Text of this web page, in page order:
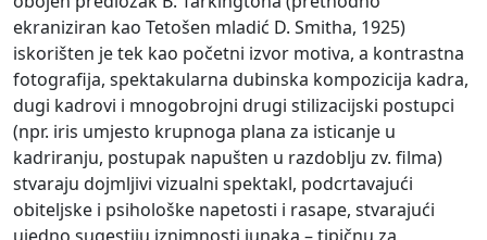
ekraniziran kao Tetošen mladić D. Smitha, 1925)
iskorišten je tek kao početni izvor motiva, a kontrastna
fotografija, spektakularna dubinska kompozicija kadra,
dugi kadrovi i mnogobrojni drugi stilizacijski postupci
(npr. iris umjesto krupnoga plana za isticanje u
kadriranju, postupak napušten u razdoblju zv. filma)
stvaraju dojmljivi vizualni spektakl, podcrtavajući
obiteljske i psihološke napetosti i rasape, stvarajući